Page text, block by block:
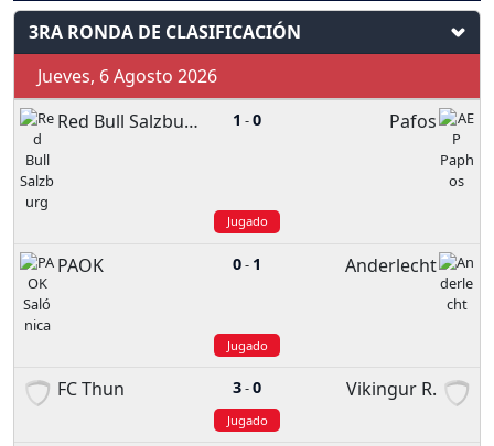
3RA RONDA DE CLASIFICACIÓN
Jueves, 6 Agosto 2026
Red Bull Salzburg
1 -0 Pafos
Jugado
PAOK 0- 1 Anderlecht
Jugado
FC Thun 3-0 Vikingur R.
Jugado